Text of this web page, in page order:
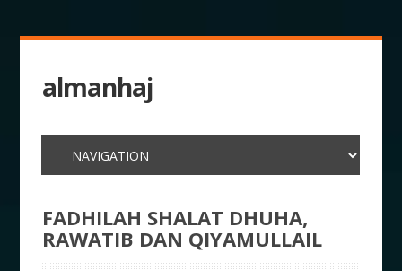
almanhaj
FADHILAH SHALAT DHUHA,
RAWATIB DAN QIYAMULLAIL